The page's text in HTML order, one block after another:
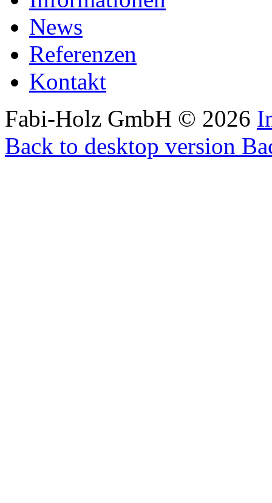
News
Referenzen
Kontakt
Fabi-Holz GmbH © 2026
Back to desktop version